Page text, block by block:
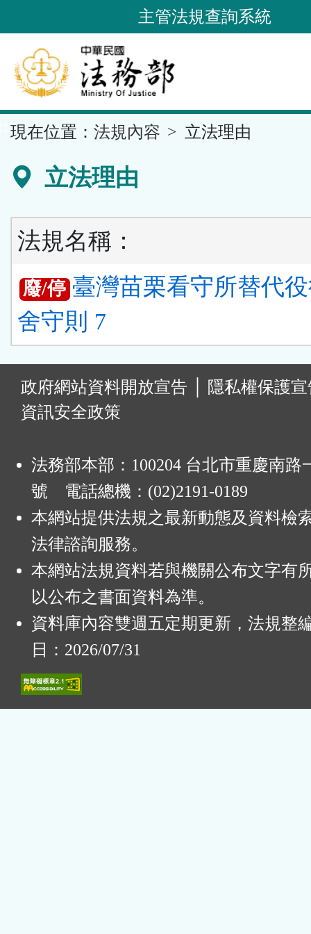
到
要
內
容
區
主管法規查詢系統
現在位置： 法規內容 立法理由
立法理由
法規名稱：
廢/停 臺灣苗栗看守所替代
舍守則 7
政府網站資料開放宣告
隱私權保護
資訊安全政策
法務部本部：100204 台北市重慶南路
號 電話總機：(02)2191-0189
本網站提供法規之最新動態及資料檢
法律諮詢服務。
本網站法規資料若與機關公布文字有
以公布之書面資料為準。
資料庫內容雙週五定期更新，法規整
日：2026/07/31